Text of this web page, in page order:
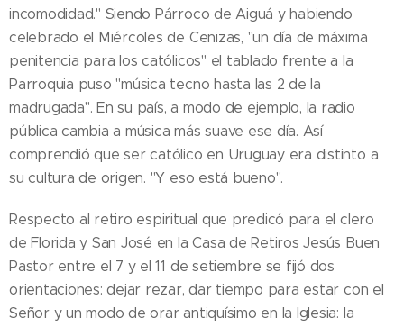
incomodidad." Siendo Párroco de Aiguá y habiendo
celebrado el Miércoles de Cenizas, "un día de máxima
penitencia para los católicos" el tablado frente a la
Parroquia puso "música tecno hasta las 2 de la
madrugada". En su país, a modo de ejemplo, la radio
pública cambia a música más suave ese día. Así
comprendió que ser católico en Uruguay era distinto a
su cultura de origen. "Y eso está bueno".
Respecto al retiro espiritual que predicó para el clero
de Florida y San José en la Casa de Retiros Jesús Buen
Pastor entre el 7 y el 11 de setiembre se fijó dos
orientaciones: dejar rezar, dar tiempo para estar con el
Señor y un modo de orar antiquísimo en la Iglesia: la